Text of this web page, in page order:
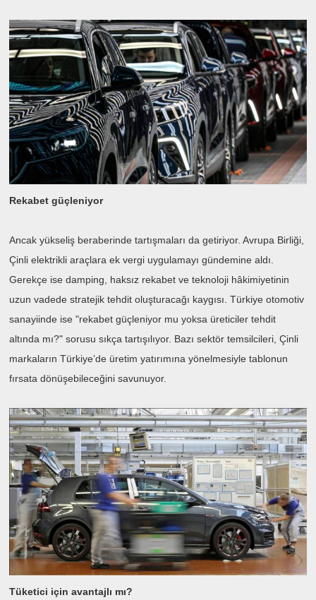
Rekabet güçleniyor
Ancak yükseliş beraberinde tartışmaları da getiriyor. Avrupa Birliği,
Çinli elektrikli araçlara ek vergi uygulamayı gündemine aldı.
Gerekçe ise damping, haksız rekabet ve teknoloji hâkimiyetinin
uzun vadede stratejik tehdit oluşturacağı kaygısı. Türkiye otomotiv
sanayiinde ise "rekabet güçleniyor mu yoksa üreticiler tehdit
altında mı?" sorusu sıkça tartışılıyor. Bazı sektör temsilcileri, Çinli
markaların Türkiye’de üretim yatırımına yönelmesiyle tablonun
fırsata dönüşebileceğini savunuyor.
Tüketici için avantajlı mı?